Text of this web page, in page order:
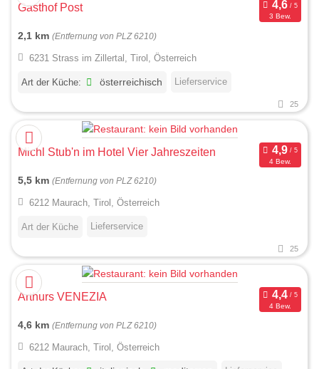
Gasthof Post
3 Bew.
2,1 km (Entfernung von PLZ 6210)
6231 Strass im Zillertal, Tirol, Österreich
Art der Küche: österreichisch Lieferservice
25
Michl Stub'n im Hotel Vier Jahreszeiten
4 Bew.
5,5 km (Entfernung von PLZ 6210)
6212 Maurach, Tirol, Österreich
Art der Küche Lieferservice
25
Arthurs VENEZIA
4 Bew.
4,6 km (Entfernung von PLZ 6210)
6212 Maurach, Tirol, Österreich